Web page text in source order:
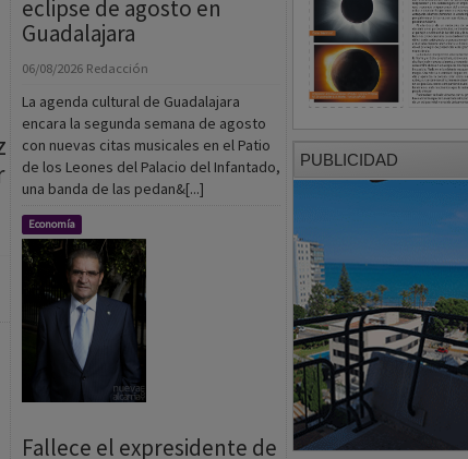
La agenda cultural de Guadalajara
encara la segunda semana de agosto
con nuevas citas musicales en el Patio
una banda de las pedan&[...]
Economía
Fallece el expresidente de
Eurocaja Rural, Andrés
de edad
PUBLICIDAD
PUBLICIDAD